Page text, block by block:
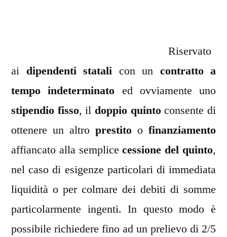
Riservato
ai dipendenti statali con un contratto a
tempo indeterminato ed ovviamente uno
stipendio fisso, il doppio quintoconsente di
ottenere un altro prestito o finanziamento
affiancato alla semplicecessione del quinto,
nel caso di esigenze particolari di immediata
liquidità o per colmare dei debiti di somme
particolarmente ingenti. In questo modo è
possibile richiedere fino ad un prelievo di 2/5